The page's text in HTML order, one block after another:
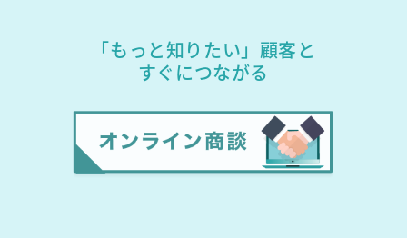
「もっと知りたい」顧客と
すぐにつながる